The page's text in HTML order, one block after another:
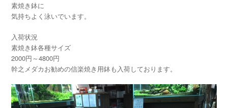
素焼き鉢に
気持ちよく泳いでいます。
入荷状況
素焼き鉢各種サイズ
2000円～4800円
幹之メダカお勧めの信楽焼き用鉢も入荷しております。